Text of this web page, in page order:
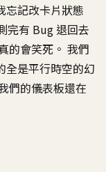
忘記改卡片狀態
完有 Bug 退回去
的會笑死。 我們
全是平行時空的幻
們的儀表板還在